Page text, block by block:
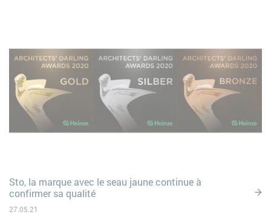
Sto, la marque avec le seau jaune continue à
confirmer sa qualité
27.05.21